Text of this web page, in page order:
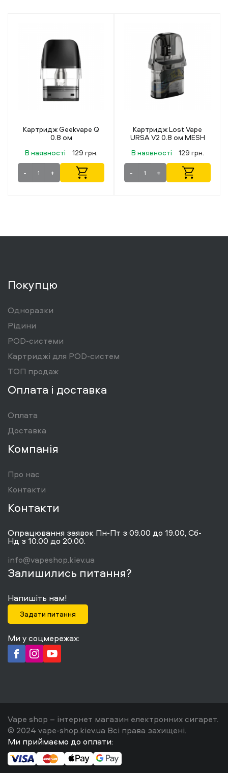
Картридж Lost Vape
URSA V2 0.8 ом MESH
В наявності
129 грн.
+
Картридж Elf Bar ELFX
0.6 ом
В наявності
119 грн.
+
Покупцю
Одноразки
Рідини
POD-системи
Картриджі для POD-систем
ТОП продаж
Оплата і доставка
Оплата
Доставка
Компанія
Про нас
Контакти
Контакти
Опрацювання заявок Пн-Пт з 09.00 до 19.00, Сб-
Нд з 10.00 до 20.00.
info@vapeshop.kiev.ua
Залишились питання?
Напишіть нам!
Задати питання
Ми у соцмережах:
Vape shop – інтернет магазин електронних сигарет.
© 2024 vape-shop.kiev.ua Всі права захищені.
Ми приймаємо до оплати: